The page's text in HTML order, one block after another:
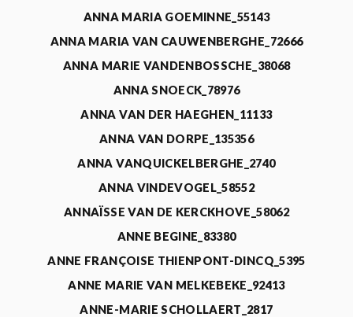
ANNA MARIA GOEMINNE_55143
ANNA MARIA VAN CAUWENBERGHE_72666
ANNA MARIE VANDENBOSSCHE_38068
ANNA SNOECK_78976
ANNA VAN DER HAEGHEN_11133
ANNA VAN DORPE_135356
ANNA VANQUICKELBERGHE_2740
ANNA VINDEVOGEL_58552
ANNAÏSSE VAN DE KERCKHOVE_58062
ANNE BEGINE_83380
ANNE FRANÇOISE THIENPONT-DINCQ_5395
ANNE MARIE VAN MELKEBEKE_92413
ANNE-MARIE SCHOLLAERT_2817